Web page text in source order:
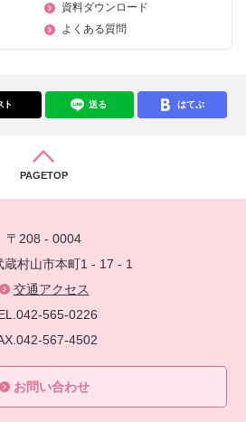
資料ダウンロード
よくある質問
ト 送る はてぶ
PAGETOP
〒208 - 0004
蔵村山市本町1 - 17 - 1
交通アクセス
565-0226
567-4502
お問い合わせ